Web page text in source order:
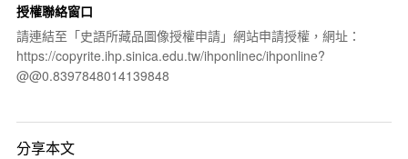
授權聯絡窗口
請連結至「史語所藏品圖像授權申請」網站申請授權，網址：
https://copyrite.ihp.sinica.edu.tw/ihponlinec/ihponline?
@@0.8397848014139848
分享本文